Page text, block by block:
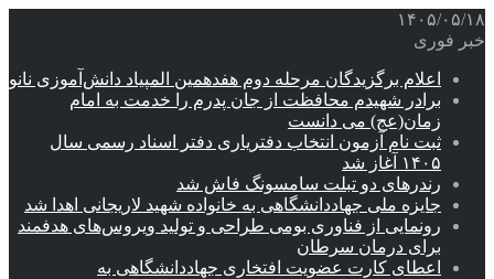
۱۴۰۵/۰۵/۱۸
خبر فوری
اعلام برگزیدگان مرحله دوم هفدهمین المپیاد دانش‌آموزی نانو
برادر شهیدم محافظت از جان پدرم را خدمت به امام
زمان(عج) می دانست
ثبت نام آزمون انتخاب دفتریاری دفتر اسناد رسمی سال
۱۴۰۵ آغاز شد
رندرهای دو تبلت سامسونگ فاش شد
جایزه ملی جهاددانشگاهی به خانواده شهید لاریجانی اهدا شد
رونمایی از فناوری بومی طراحی و تولید ویروس‌های هدفمند
برای درمان سرطان
اعطای کارت عضویت افتخاری جهاددانشگاهی به